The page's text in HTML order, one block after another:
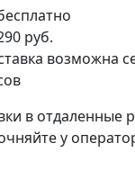
руб.
возможна
в отдаленные
у